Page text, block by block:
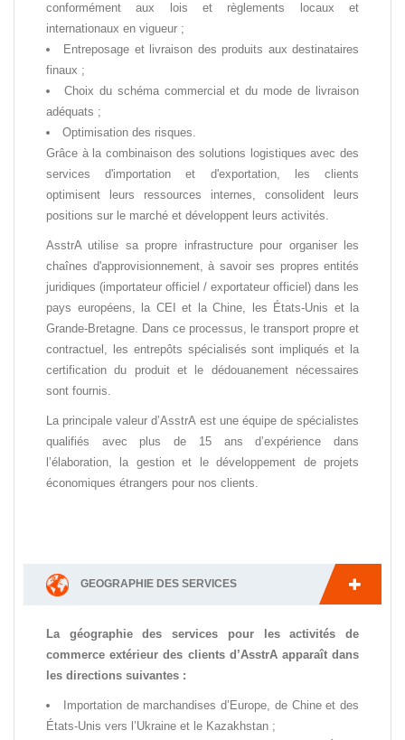
conformément aux lois et règlements locaux et
internationaux en vigueur ;
Entreposage et livraison des produits aux destinataires
finaux ;
Choix du schéma commercial et du mode de livraison
adéquats ;
Optimisation des risques.
Grâce à la combinaison des solutions logistiques avec des
services d'importation et d'exportation, les clients
optimisent leurs ressources internes, consolident leurs
positions sur le marché et développent leurs activités.
AsstrA utilise sa propre infrastructure pour organiser les
chaînes d'approvisionnement, à savoir ses propres entités
juridiques (importateur officiel / exportateur officiel) dans les
pays européens, la CEI et la Chine, les États-Unis et la
Grande-Bretagne. Dans ce processus, le transport propre et
contractuel, les entrepôts spécialisés sont impliqués et la
certification du produit et le dédouanement nécessaires
sont fournis.
La principale valeur d’AsstrA est une équipe de spécialistes
qualifiés avec plus de 15 ans d’expérience dans
l’élaboration, la gestion et le développement de projets
économiques étrangers pour nos clients.
GEOGRAPHIE DES SERVICES
La géographie des services pour les activités de
commerce extérieur des clients d’AsstrA apparaît dans
les directions suivantes :
Importation de marchandises d’Europe, de Chine et des
États-Unis vers l’Ukraine et le Kazakhstan ;